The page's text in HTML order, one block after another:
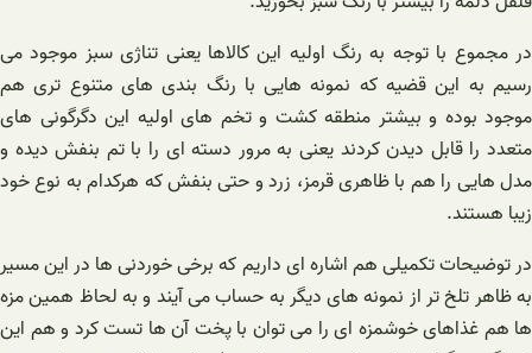
در مجموع با توجه به رنگ اولیه این کالاها یعنی تناژی سبز موجود می
رسیم به این قضیه که نمونه هایی با رنگ بندی های متنوع تری هم
موجود بوده و بیشتر منطقه کشت و تخم های اولیه این دگرگونی های
متعدد را قابل دیدن کردند یعنی به مرور دسته ای را با تم بنفش دیده و
مدل هایی را هم با ظاهری قرمز، زرد و حتی بنفش که هرکدام به نوع خود
زیبا هستند.
در توضیحات تکمیلی هم اشاره ای داریم که برخی خوردنی ها در این مسیر
به ظاهر تلخ تر از نمونه های دیگر به حساب می‌ آیند و به لحاظ همین مزه
ها هم غذاهای خوشمزه ای را می توان با پخت آن ها تست کرد و هم این